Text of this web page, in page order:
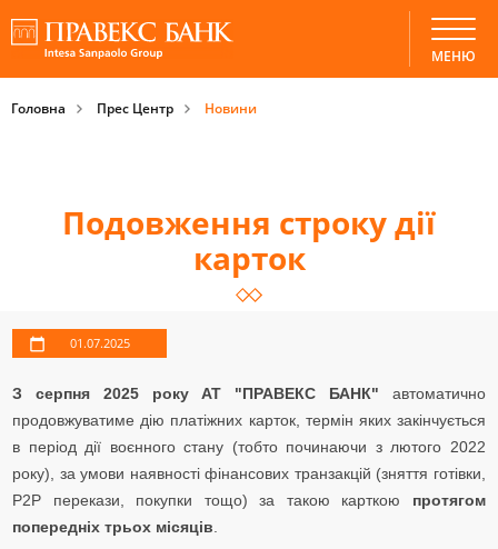
МЕНЮ
Головна Прес Центр Новини
Подовження строку дії
карток
01.07.2025
З серпня 2025 року АТ "ПРАВЕКС БАНК" автоматично
продовжуватиме дію платіжних карток, термін яких закінчується
в період дії воєнного стану (тобто починаючи з лютого 2022
року), за умови наявності фінансових транзакцій (зняття готівки,
P2P перекази, покупки тощо) за такою карткою протягом
попередніх трьох місяців